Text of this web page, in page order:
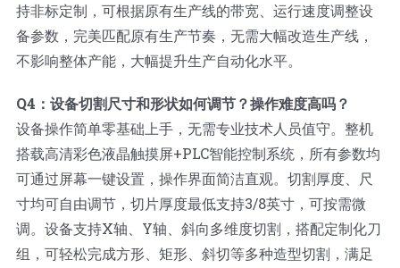
持非标定制，可根据原有生产线的带宽、运行速度调整设
备参数，完美匹配原有生产节奏，无需大幅改造生产线，
不影响整体产能，大幅提升生产自动化水平。
Q4：设备切割尺寸和形状如何调节？操作难度高吗？
设备操作简单零基础上手，无需专业技术人员值守。整机
搭载高清彩色液晶触摸屏+PLC智能控制系统，所有参数均
可通过屏幕一键设置，操作界面简洁直观。切割厚度、尺
寸均可自由调节，切片厚度最低支持3/8英寸，可按需微
调。设备支持X轴、Y轴、斜向多维度切割，搭配定制化刀
组，可轻松完成方形、矩形、斜切等多种造型切割，满足